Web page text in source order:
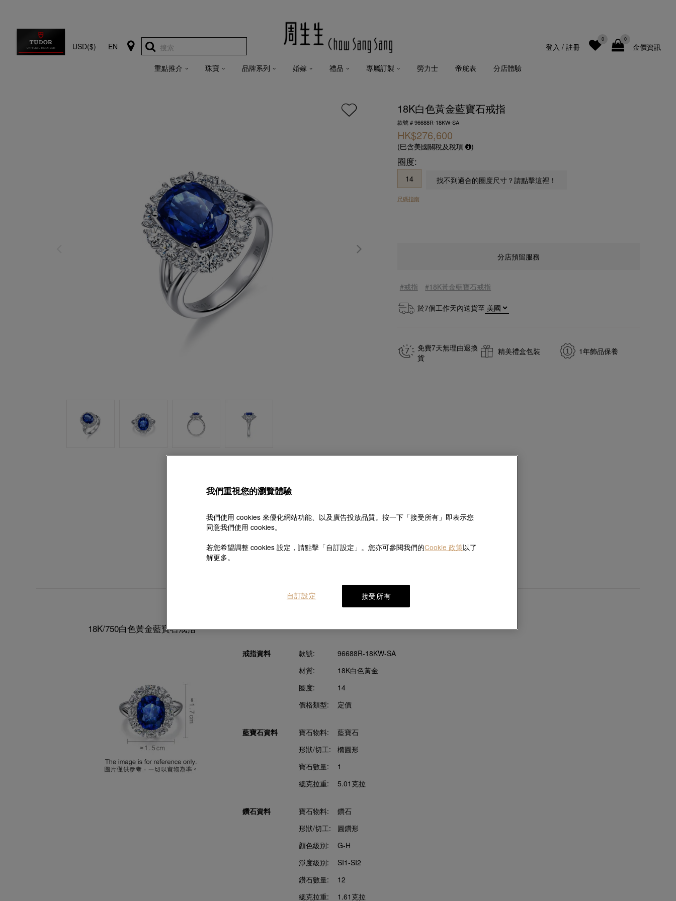
USD($) EN 搜索 金價資訊
0
0
登入 / 註冊
重點推介 珠寶 品牌系列 婚嫁 禮品 專屬訂製 勞力士 帝舵表 分店體驗
18K白色黃金藍寶石戒指
款號 # 96688R-18KW-SA
HK$276,600
(巳含美國關稅及稅項 )
圈度:
14 找不到適合的圈度尺寸？請點擊這裡！
尺碼指南
分店預留服務
#戒指 #18K黃金藍寶石戒指
於7個工作天內送貨至
免費7天無理由退換
貨
精美禮盒包裝 1年飾品保養
產品描述
18K/750白色黃金藍寶石戒指
戒指資料 款號:
96688R-18KW-SA
材質:
18K白色黃金
圈度:
14
價格類型:
定價
藍寶石資料 寶石物料:
藍寶石
形狀/切工:
橢圓形
寶石數量:
1
總克拉重:
5.01克拉
鑽石資料 寶石物料:
鑽石
形狀/切工:
圓鑽形
顏色級別:
G-H
淨度級別:
SI1-SI2
鑽石數量:
12
總克拉重:
1.61克拉
我們重視您的瀏覽體驗
我們使用 cookies 來優化網站功能、以及廣告投放品質。按一下「接受所有」即表示您
同意我們使用 cookies。
若您希望調整 cookies 設定，請點擊「自訂設定」。您亦可參閱我們的Cookie 政策以了
解更多。
接受所有
自訂設定